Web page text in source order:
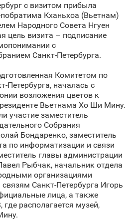
с визитом прибыла
Кханьхоа (Вьетнам)
Народного Совета Нгуен
цель визита – подписание
с
Санкт‑Петербурга.
Комитетом по
началась с
возложения цветов к
Вьетнама Хо Ши Мину.
участие заместитель
Собрания
Бондаренко, заместитель
по информатизации и связи
главы администрации
Рыбчак, начальник отдела
организациями
Санкт‑Петербурга Игорь
лица, а также
располагается музей,